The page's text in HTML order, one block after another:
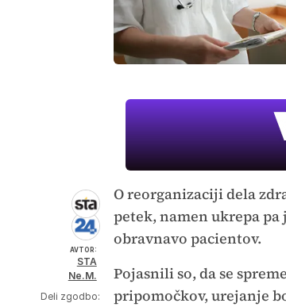
AVTOR:
STA
Ne.M.
Deli zgodbo:
O reorganizaciji dela
petek, namen ukrepa
obravnavo pacientov.
Pojasnili so, da se
pripomočkov, urejanje